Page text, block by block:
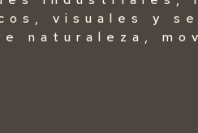
visuales y
naturaleza,